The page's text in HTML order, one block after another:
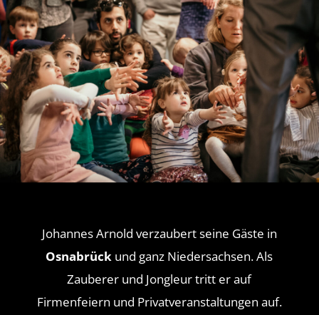
Johannes Arnold verzaubert seine Gäste in
Osnabrück und ganz Niedersachsen. Als
Zauberer und Jongleur tritt er auf
Firmenfeiern und Privatveranstaltungen auf.